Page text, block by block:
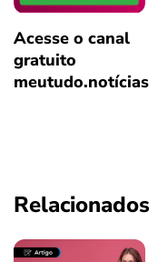
Acesse o canal
gratuito
meutudo.notícias
Relacionados